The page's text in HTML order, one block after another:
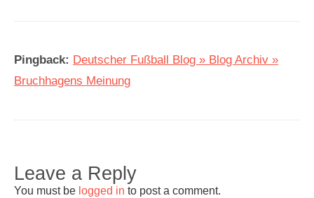
Pingback: Deutscher Fußball Blog » Blog Archiv »
Bruchhagens Meinung
Leave a Reply
You must be logged in to post a comment.